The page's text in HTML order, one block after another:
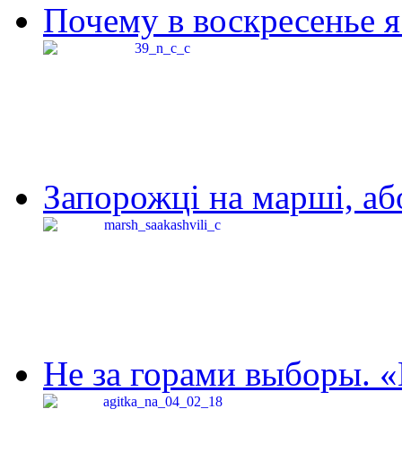
Почему в воскресенье
Запорожці на марші,
Не за горами выборы.